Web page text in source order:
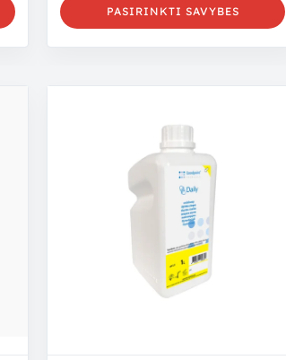
PASIRINKTI SAVYBES